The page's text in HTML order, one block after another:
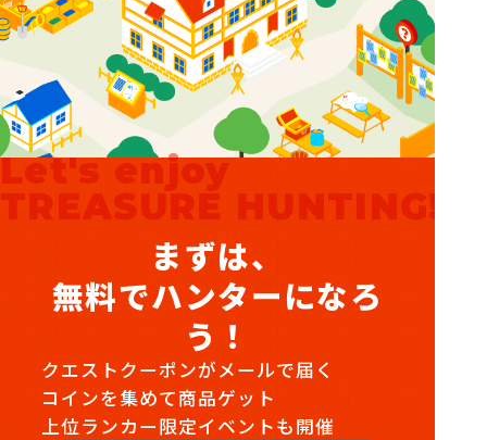
Let's enjoy
TREASURE HUNTING!
まずは、
無料でハンターになろ
う！
クエストクーポンがメールで届く
コインを集めて商品ゲット
上位ランカー限定イベントも開催